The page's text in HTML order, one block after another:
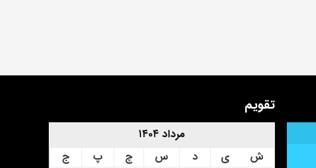
تقویم
مرداد ۱۴۰۴
ش
ی د س چ پ ج